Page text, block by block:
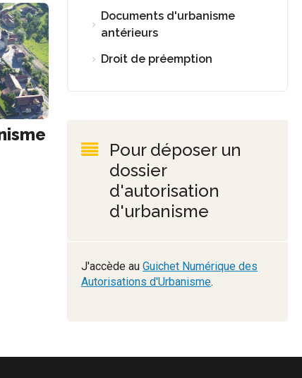
Documents d'urbanisme
antérieurs
Droit de préemption
Pour déposer un
dossier
d'autorisation
d'urbanisme
J'accède auGuichet Numérique des
Autorisations d'Urbanisme.